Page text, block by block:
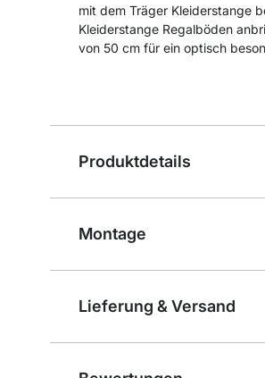
mit dem Träger Kleiderstange
Kleiderstange Regalböden
von 50 cm für ein optisch
Produktdetails
Montage
Lieferung & Versand